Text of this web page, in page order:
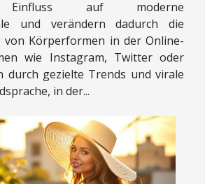
Einfluss auf moderne
und verändern dadurch die
von Körperformen in der Online-
wie Instagram, Twitter oder
durch gezielte Trends und virale
in der...